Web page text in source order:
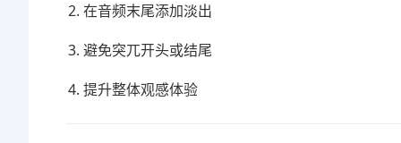
在音频末尾添加淡出
避免突兀开头或结尾
提升整体观感体验